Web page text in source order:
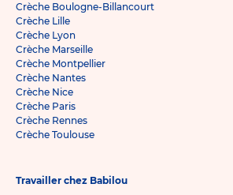
Crèche Boulogne-Billancourt
Crèche Lille
Crèche Lyon
Crèche Marseille
Crèche Montpellier
Crèche Nantes
Crèche Nice
Crèche Paris
Crèche Rennes
Crèche Toulouse
Travailler chez Babilou